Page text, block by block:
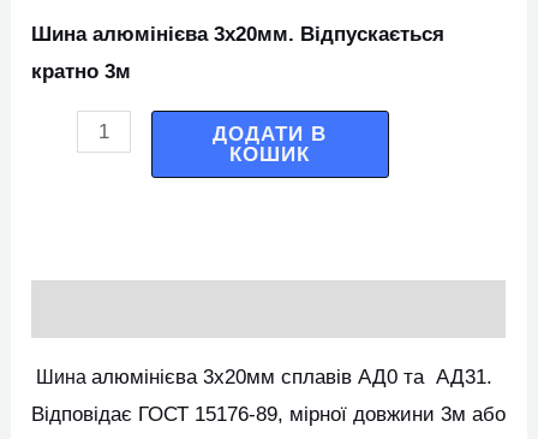
Шина алюмінієва 3х20мм. Відпускається
кратно 3м
ДОДАТИ В
КОШИК
Шинаалюмінієва 3х20мм сплавів АД0 та АД31.
Відповідає ГОСТ 15176-89, мірної довжини 3м або